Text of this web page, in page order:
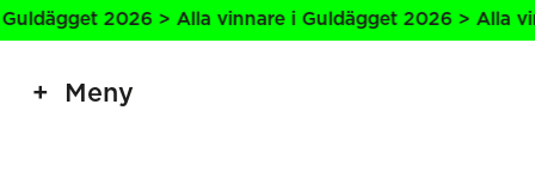
2026 > Alla vinnare i Guldägget 2026 > Alla
Meny